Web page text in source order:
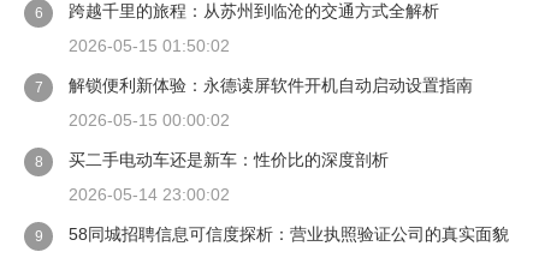
6
跨越千里的旅程：从苏州到临沧的交通方式全解析
2026-05-15 01:50:02
7
解锁便利新体验：永德读屏软件开机自动启动设置指南
2026-05-15 00:00:02
8
买二手电动车还是新车：性价比的深度剖析
2026-05-14 23:00:02
9
58同城招聘信息可信度探析：营业执照验证公司的真实面貌